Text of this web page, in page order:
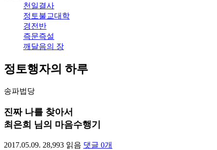
천일결사
정토불교대학
경전반
즉문즉설
깨달음의 장
정토행자의 하루
송파법당
진짜 나를 찾아서
최은희 님의 마음수행기
2017.05.09. 28,993 읽음 댓글 0개